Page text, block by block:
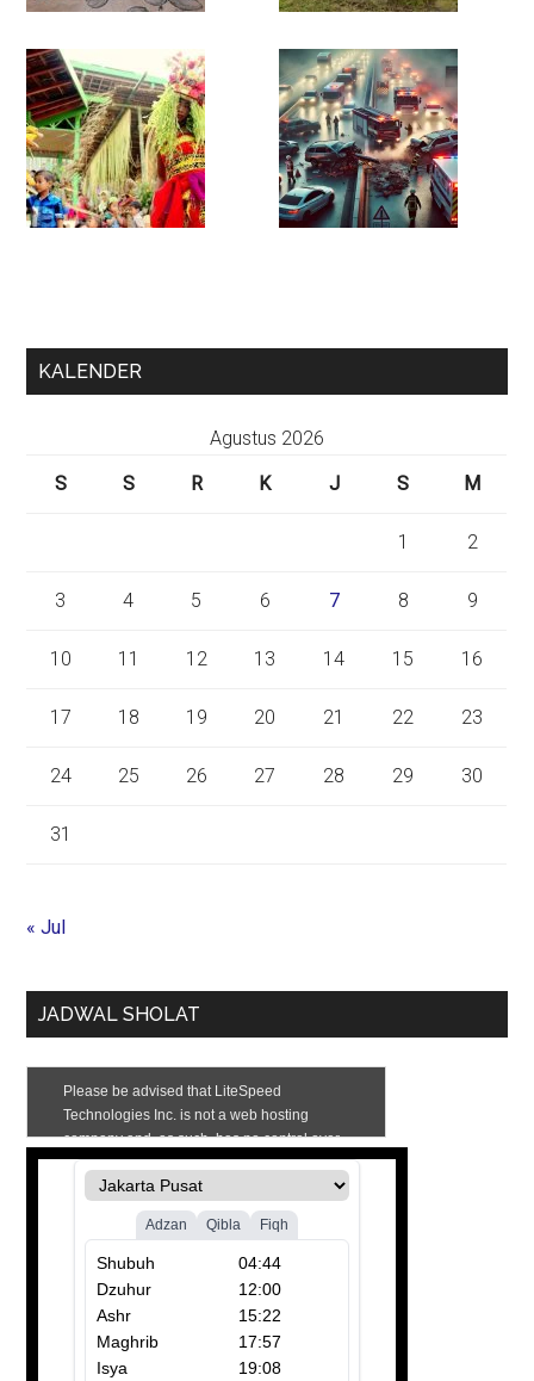
KALENDER
Agustus 2026
S
S R K J S M
1 2
3 4 5 6 7 8 9
10 11 12 13 14 15 16
17 18 19 20 21 22 23
24 25 26 27 28 29 30
31
« Jul
JADWAL SHOLAT